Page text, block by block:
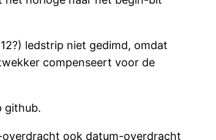
ledstrip niet gedimd, omdat
compenseert voor de
github.
ook datum-overdracht